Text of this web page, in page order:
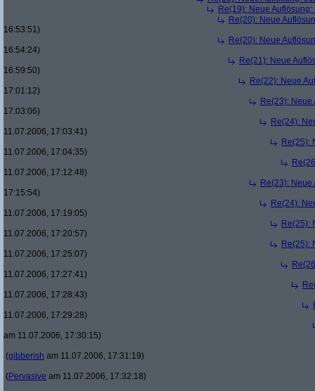
Re(19): Neue
Re(20): Neue
16:53:51)
Re(20): Neue
16:54:24)
Re(21): Neue
16:59:50)
Re(22): Neue
17:01:12)
Re(23):
17:03:06)
Re(24):
11.07.2006, 17:03:41)
Re(25):
11.07.2006, 17:04:35)
11.07.2006, 17:12:48)
Re(23):
17:15:54)
Re(24):
11.07.2006, 17:19:05)
Re(25):
11.07.2006, 17:20:57)
Re(25):
11.07.2006, 17:25:07)
11.07.2006, 17:27:41)
11.07.2006, 17:28:43)
11.07.2006, 17:29:28)
am 11.07.2006, 17:30:15)
(gibberish am 11.07.2006, 17:31:19)
(Pervasive am 11.07.2006, 17:32:18)